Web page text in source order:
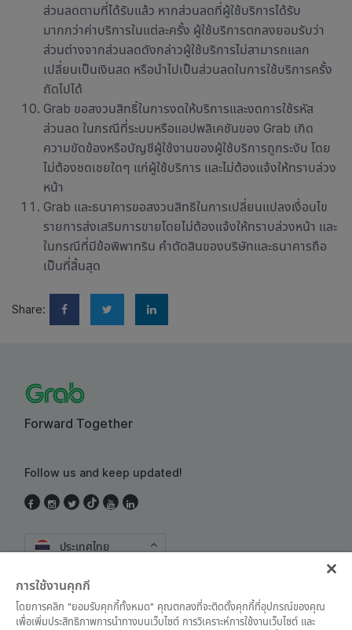
ส่วนลดตามที่ได้รับแล้ว หากส่วนลดที่ผู้ใช้บริการได้รับ
มากกว่าค่าบริการในแต่ละครั้ง ผู้ใช้บริการตกลงยอมรับว่า
ส่วนต่างจากส่วนลดดังกล่าวผู้ใช้บริการไม่สามารถแลก
เปลี่ยนเป็นเงินสด หรือนำไปเป็นส่วนลดในการใช้บริการครั้ง
ถัดไปได้
Grab ขอสงวนสิทธิ์ในการงดให้บริการและงดการใช้รหัส
ส่วนลด ในกรณีที่ระบบหรือแอปพลิเคชันของ Grab เกิด
ความขัดข้องหรือบัญชีผู้ใช้งานของผู้ใช้บริการถูกระงับ โดย
ไม่ต้องชดเชยใดๆ แก่ผู้ใช้บริการ และไม่ต้องแจ้งให้ทราบล่วง
หน้า
Grab และธนาคารขอสงวนสิทธิในการเปลี่ยนแปลงเงื่อนไข
รายการส่งเสริมการขายโดยไม่ต้องแจ้งให้ทราบล่วงหน้า และ
ในกรณีที่มีข้อพิพาทริน คำตัดสินของบริษัทและธนาคารถือ
เป็นที่สิ้นสุด
Share:
Forward Together
Follow us and keep updated!
ประเทศไทย
การใช้งานคุกกี้
โดยการคลิก "ยอมรับคุกกี้ทั้งหมด" คุณตกลงที่จะติดตั้งคุกกี้ที่อุปกรณ์ของคุณ
เพื่อเพิ่มประสิทธิภาพการนำทางบนเว็บไซต์ การวิเคราะห์การใช้งานเว็บไซต์ และ